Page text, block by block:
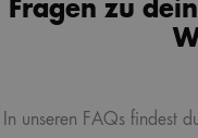
Fragen zu
In unseren FAQs findest